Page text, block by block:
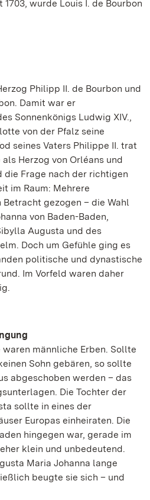
1703, wurde Louis I. de Bourbon
Philipp II. de Bourbon und
Damit war er
Sonnenkönigs Ludwig XIV.,
von der Pfalz seine
seines Vaters Philippe II. trat
Herzog von Orléans und
die Frage nach der richtigen
im Raum: Mehrere
gezogen – die Wahl
von Baden-Baden,
Augusta und des
Doch um Gefühle ging es
politische und dynastische
Im Vorfeld waren daher
männliche Erben. Sollte
Sohn gebären, so sollte
abgeschoben werden – das
Die Tochter der
sollte in eines der
Europas einheiraten. Die
hingegen war, gerade im
klein und unbedeutend.
Maria Johanna lange
beugte sie sich – und